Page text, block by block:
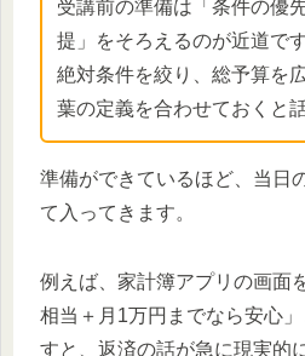
受講前の準備は「条件の優
提」をそろえるのが近道です
絶対条件を絞り、総予算を
葉の定義を合わせておくと
準備ができているほど、当日
て入ってきます。
例えば、家計簿アプリの画面
相当＋月1万円までなら安心
すと、返済の話が急に現実的